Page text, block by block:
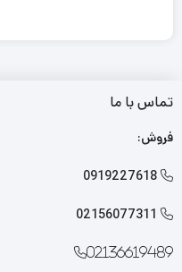
همچنین می توانید علاوه بر خرید
یدکی ام وی ام 530
تماس با ما
فروش:

0919227618

02156077311
02136619489